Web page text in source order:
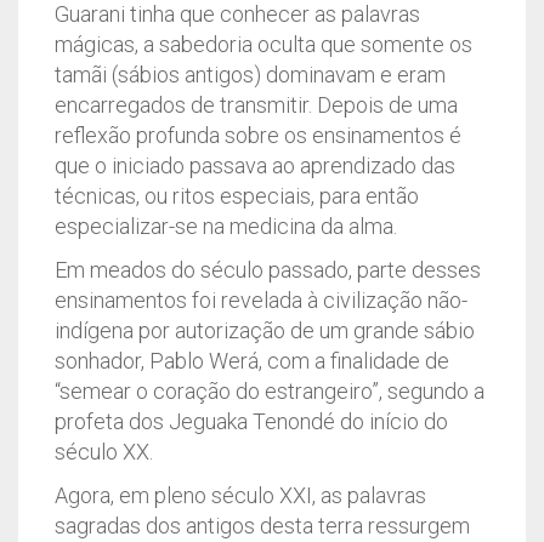
Guarani tinha que conhecer as palavras
mágicas, a sabedoria oculta que somente os
tamãi (sábios antigos) dominavam e eram
encarregados de transmitir. Depois de uma
reflexão profunda sobre os ensinamentos é
que o iniciado passava ao aprendizado das
técnicas, ou ritos especiais, para então
especializar-se na medicina da alma.
Em meados do século passado, parte desses
ensinamentos foi revelada à civilização não-
indígena por autorização de um grande sábio
sonhador, Pablo Werá, com a finalidade de
“semear o coração do estrangeiro”, segundo a
profeta dos Jeguaka Tenondé do início do
século XX.
Agora, em pleno século XXI, as palavras
sagradas dos antigos desta terra ressurgem